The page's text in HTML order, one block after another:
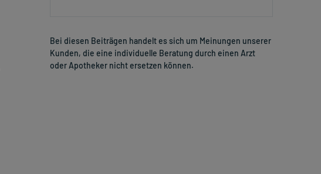
Bei diesen Beiträgen handelt es sich um Meinungen unserer
Kunden, die eine individuelle Beratung durch einen Arzt
oder Apotheker nicht ersetzen können.